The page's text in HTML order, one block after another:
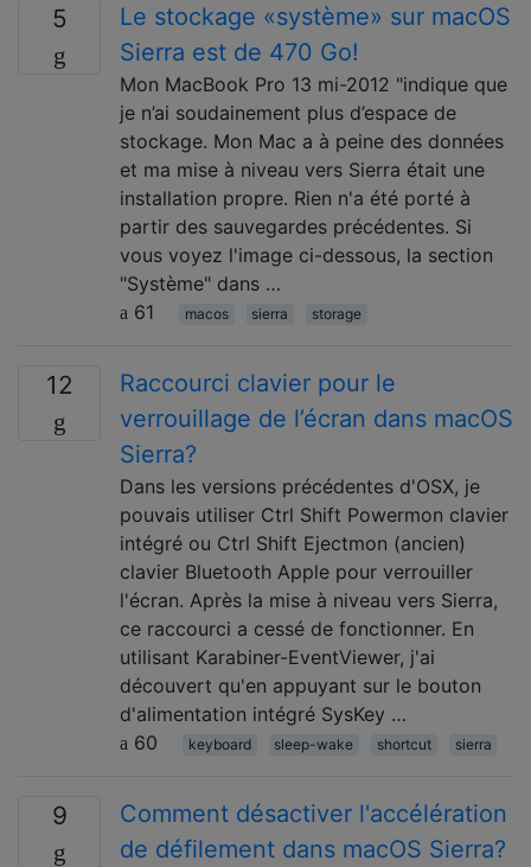
5
Le stockage «système» sur macOS
Sierra est de 470 Go!
Mon MacBook Pro 13 mi-2012 "indique que
je n’ai soudainement plus d’espace de
stockage. Mon Mac a à peine des données
et ma mise à niveau vers Sierra était une
installation propre. Rien n'a été porté à
partir des sauvegardes précédentes. Si
vous voyez l'image ci-dessous, la section
"Système" dans …
61
macos sierra storage
12
Raccourci clavier pour le
verrouillage de l’écran dans macOS
Sierra?
Dans les versions précédentes d'OSX, je
pouvais utiliser Ctrl Shift Powermon clavier
intégré ou Ctrl Shift Ejectmon (ancien)
clavier Bluetooth Apple pour verrouiller
l'écran. Après la mise à niveau vers Sierra,
ce raccourci a cessé de fonctionner. En
utilisant Karabiner-EventViewer, j'ai
découvert qu'en appuyant sur le bouton
d'alimentation intégré SysKey …
60
keyboard sleep-wake shortcut sierra
9
Comment désactiver l'accélération
de défilement dans macOS Sierra?